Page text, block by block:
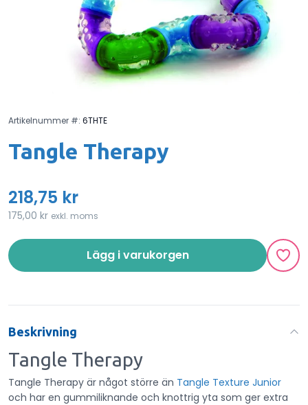
Artikelnummer #: 6THTE
Tangle Therapy
218,75 kr
175,00 kr exkl. moms
Lägg i varukorgen
Beskrivning
Tangle Therapy
Tangle Therapy är något större än Tangle Texture Junior
och har en gummiliknande och knottrig yta som ger extra